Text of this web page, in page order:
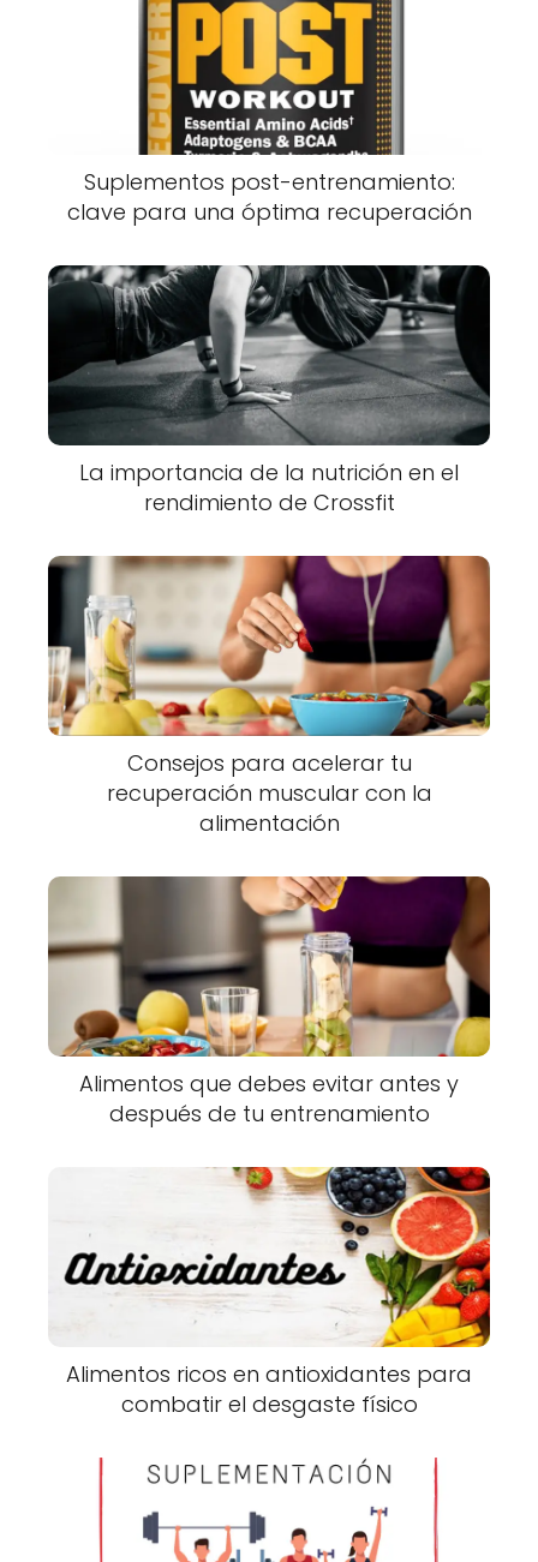
Suplementos post-entrenamiento:
clave para una óptima recuperación
La importancia de la nutrición en el
rendimiento de Crossfit
Consejos para acelerar tu
recuperación muscular con la
alimentación
Alimentos que debes evitar antes y
después de tu entrenamiento
Alimentos ricos en antioxidantes para
combatir el desgaste físico